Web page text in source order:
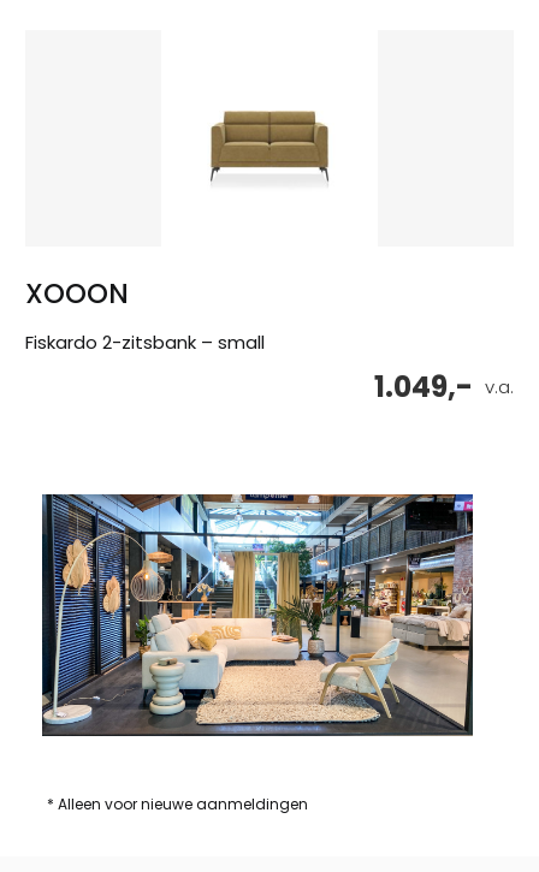
XOOON
Fiskardo 2-zitsbank – small
v.a.
1.049,-
* Alleen voor nieuwe aanmeldingen